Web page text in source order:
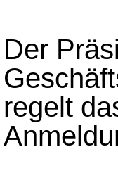
Der
regelt